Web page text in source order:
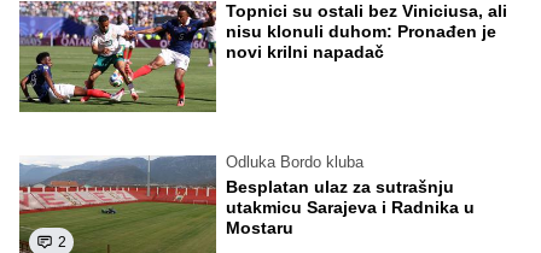
Topnici su ostali bez Viniciusa, ali
nisu klonuli duhom: Pronađen je
novi krilni napadač
2
Odluka Bordo kluba
Besplatan ulaz za sutrašnju
utakmicu Sarajeva i Radnika u
Mostaru